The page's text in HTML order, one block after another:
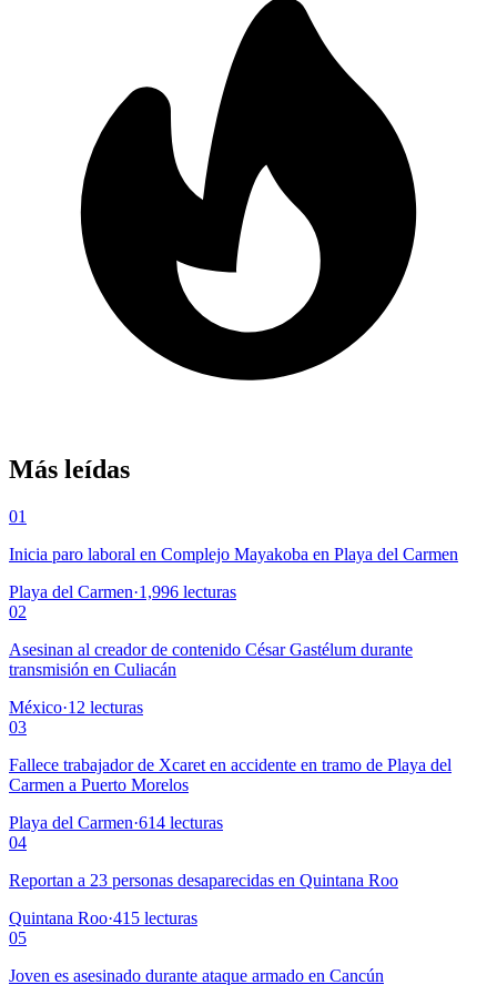
Más leídas
01
Inicia paro laboral en Complejo Mayakoba en Playa del Carmen
Playa del Carmen·1,996 lecturas
02
Asesinan al creador de contenido César Gastélum durante
transmisión en Culiacán
México·12 lecturas
03
Fallece trabajador de Xcaret en accidente en tramo de Playa del
Carmen a Puerto Morelos
Playa del Carmen·614 lecturas
04
Reportan a 23 personas desaparecidas en Quintana Roo
Quintana Roo·415 lecturas
05
Joven es asesinado durante ataque armado en Cancún